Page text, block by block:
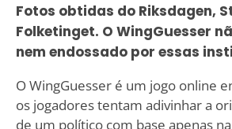
Fotos obtidas do Riksdagen,
Folketinget. O WingGuesser
nem endossado por essas
O WingGuesser é um jogo online
os jogadores tentam adivinhar a
de um político com base apenas